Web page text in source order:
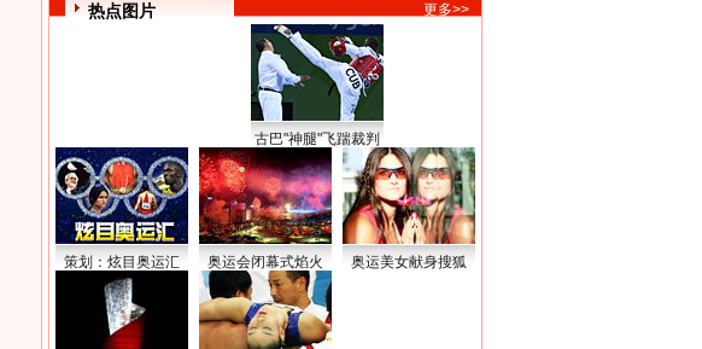
热点图片 更多>>
古巴"神腿"飞踹裁判
策划：炫目奥运汇 奥运会闭幕式焰火 奥运美女献身搜狐